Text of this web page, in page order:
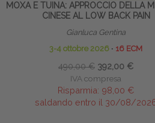
MOXA E TUINA: APPROCCIO DELLA
CINESE AL LOW BACK PAIN
Gianluca Gentina
3-4 ottobre 2026 ∙ 16 ECM
490,00 € 392,00 €
IVA compresa
Risparmia: 98,00 €
saldando entro il 30/08/